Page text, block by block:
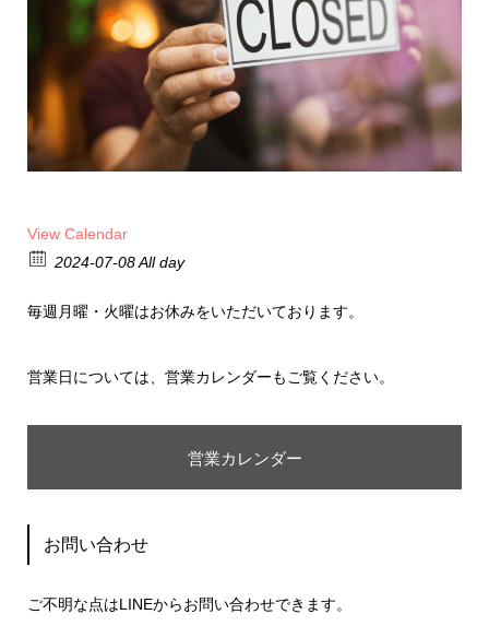
View Calendar
2024-07-08 All day
毎週月曜・火曜はお休みをいただいております。
営業日については、営業カレンダーもご覧ください。
営業カレンダー
お問い合わせ
ご不明な点はLINEからお問い合わせできます。